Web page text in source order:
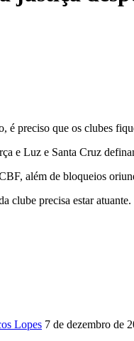
preciso que os clubes
e Luz e Santa Cruz
além de bloqueios
clube precisa estar atuante.
Lopes 7 de dezembro de